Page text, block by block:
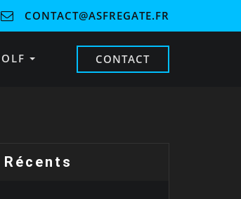
CONTACT@ASFREGATE.FR
CONTACT